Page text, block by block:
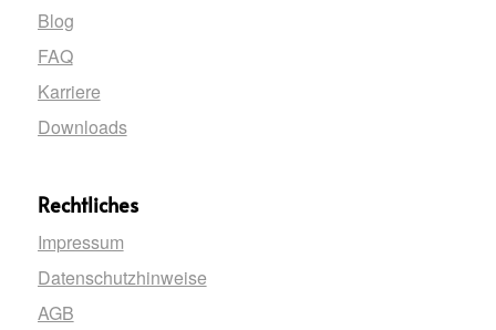
Blog
FAQ
Karriere
Downloads
Rechtliches
Impressum
Datenschutzhinweise
AGB